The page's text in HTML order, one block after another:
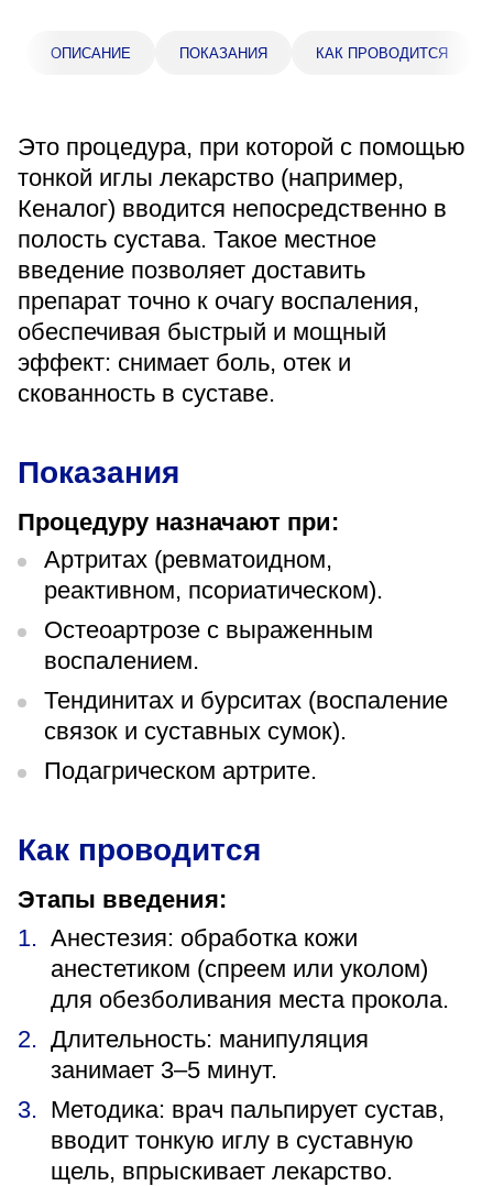
+7 (4742) 55-55-43
Санаторий-профилакторий
«Парус»
Адрес
399000, г. Липецк, Плехановское лесничество,
Ленинский лесхоз, квартал 67
Понедельник — четверг
08:00–16:45
08:00–15:45
перерыв 12:00–12:30
+7 (4742) 72-73-31
Версия для слабовидящих
ОПИСАНИЕ ПОКАЗАНИЯ КАК ПРОВОДИТСЯ
Это процедура, при которой с помощью
тонкой иглы лекарство (например,
Кеналог) вводится непосредственно в
полость сустава. Такое местное
введение позволяет доставить
препарат точно к очагу воспаления,
обеспечивая быстрый и мощный
эффект: снимает боль, отек и
скованность в суставе.
Показания
Процедуру назначают при:
Артритах (ревматоидном,
реактивном, псориатическом).
Остеоартрозе с выраженным
воспалением.
Тендинитах и бурситах (воспаление
связок и суставных сумок).
Подагрическом артрите.
Как проводится
Этапы введения:
Анестезия: обработка кожи
анестетиком (спреем или уколом)
для обезболивания места прокола.
Длительность: манипуляция
занимает 3–5 минут.
Методика: врач пальпирует сустав,
вводит тонкую иглу в суставную
щель, впрыскивает лекарство.